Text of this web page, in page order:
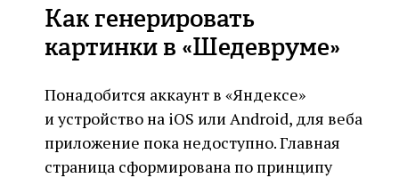
Как генерировать
картинки в «Шедевруме»
Понадобится аккаунт в «Яндексе»
и устройство на iOS или Android, для веба
приложение пока недоступно. Главная
страница сформирована по принципу